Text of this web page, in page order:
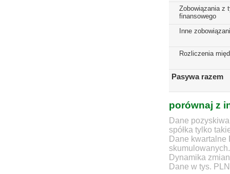
Zobowiązania z
finansowego
Inne
Rozliczenia
Pasywa razem
porównaj z
Dane
spółka tylko
Dane
skumulowanych.
Dynamika
Dane w tys. PLN